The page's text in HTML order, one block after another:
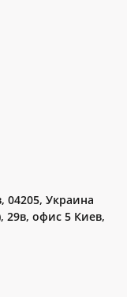
04205, Украина
29в, офис 5 Киев,